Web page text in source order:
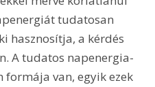
tudatosan
hasznosítja, a kérdés
A tudatos napenergia-
formája van, egyik ezek